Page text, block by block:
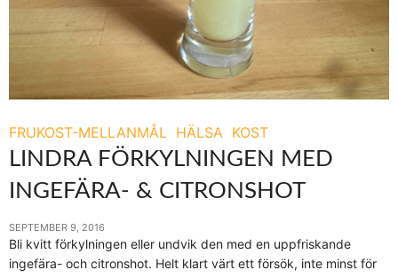
FRUKOST-MELLANMÅL HÄLSA KOST
LINDRA FÖRKYLNINGEN MED
INGEFÄRA- & CITRONSHOT
SEPTEMBER 9, 2016
Bli kvitt förkylningen eller undvik den med en uppfriskande
ingefära- och citronshot. Helt klart värt ett försök, inte minst för